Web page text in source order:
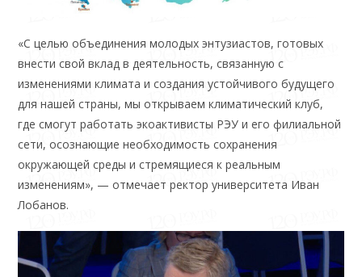
«С целью объединения молодых энтузиастов, готовых
внести свой вклад в деятельность, связанную с
изменениями климата и создания устойчивого будущего
для нашей страны, мы открываем климатический клуб,
где смогут работать экоактивисты РЭУ и его филиальной
сети, осознающие необходимость сохранения
окружающей среды и стремящиеся к реальным
изменениям», — отмечает ректор университета Иван
Лобанов.